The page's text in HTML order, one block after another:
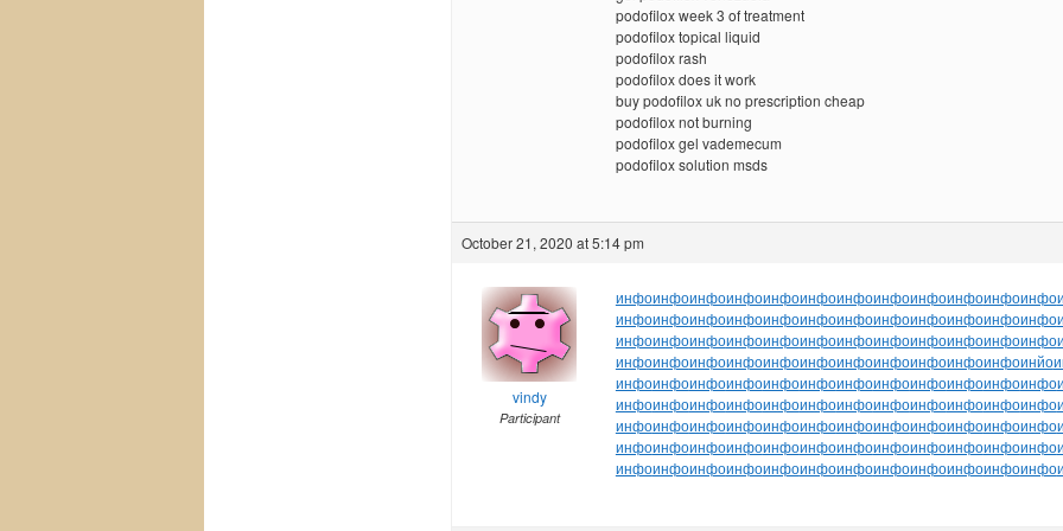
podofilox week 3 of treatment
podofilox topical liquid
podofilox rash
podofilox does it work
buy podofilox uk no prescription cheap
podofilox not burning
podofilox gel vademecum
podofilox solution msds
October 21, 2020 at 5:14 pm
vindy
Participant
инфоинфоинфоинфоинфоинфоинфоинфоинфоинфоинфоинфо
инфоинфоинфоинфоинфоинфоинфоинфоинфоинфоинфоинфо
инфоинфоинфоинфоинфоинфоинфоинфоинфоинфоинфоинфо
инфоинфоинфоинфоинфоинфоинфоинфоинфоинфоинфоинйо
инфоинфоинфоинфоинфоинфоинфоинфоинфоинфоинфоинфо
инфоинфоинфоинфоинфоинфоинфоинфоинфоинфоинфоинфо
инфоинфоинфоинфоинфоинфоинфоинфоинфоинфоинфоинфо
инфоинфоинфоинфоинфоинфоинфоинфоинфоинфоинфоинфо
инфоинфоинфоинфоинфоинфоинфоинфоинфоинфоинфоинфо